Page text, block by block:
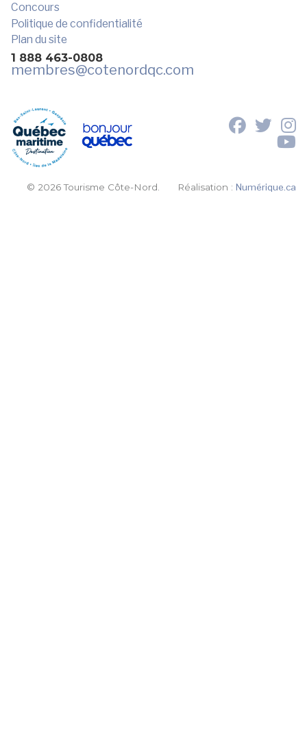
Concours
Politique de confidentialité
Plan du site
1 888 463-0808
membres@cotenordqc.com
© 2026 Tourisme Côte-Nord. Réalisation :Numérique.ca